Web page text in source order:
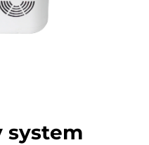
system